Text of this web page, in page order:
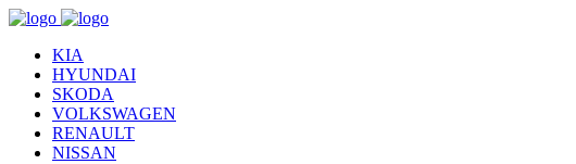
KIA
HYUNDAI
SKODA
VOLKSWAGEN
RENAULT
NISSAN